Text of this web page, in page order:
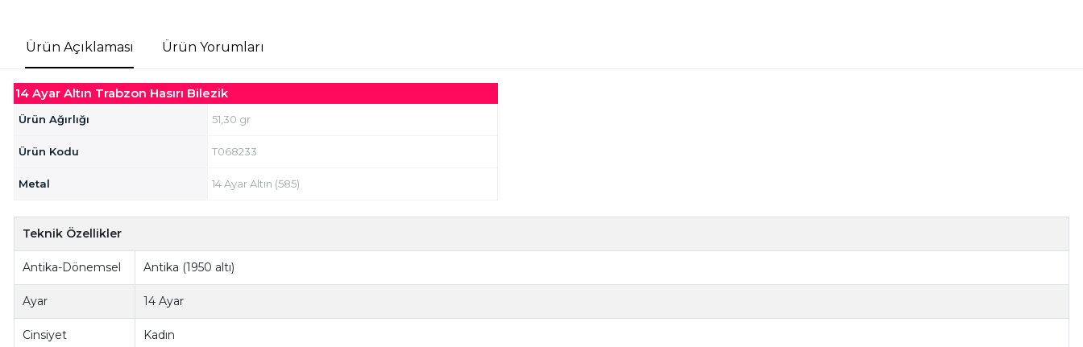
Ürün Açıklaması Ürün Yorumları
14 Ayar Altın Trabzon Hasırı Bilezik
Ürün Ağırlığı 51,30 gr
Ürün Kodu T068233
Metal 14 Ayar Altın (585)
Teknik Özellikler
Antika-Dönemsel Antika (1950 altı)
Ayar 14 Ayar
Cinsiyet Kadın